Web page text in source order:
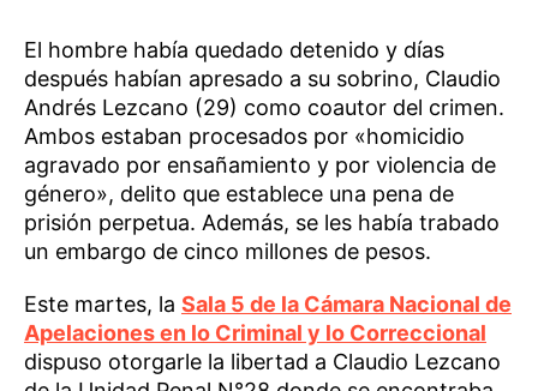
El hombre había quedado detenido y días
después habían apresado a su sobrino, Claudio
Andrés Lezcano (29) como coautor del crimen.
Ambos estaban procesados por «homicidio
agravado por ensañamiento y por violencia de
género», delito que establece una pena de
prisión perpetua. Además, se les había trabado
un embargo de cinco millones de pesos.
Este martes, la Sala 5 de la Cámara Nacional de
Apelaciones en lo Criminal y lo Correccional
dispuso otorgarle la libertad a Claudio Lezcano